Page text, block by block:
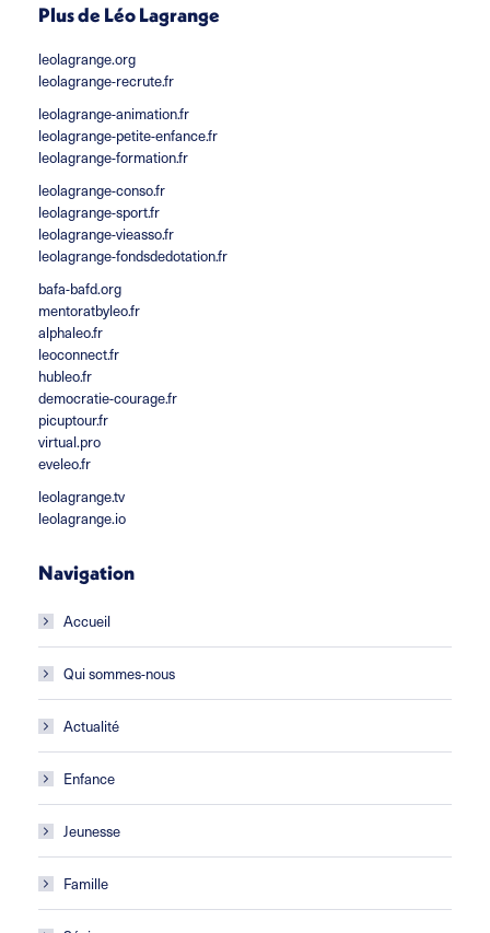
Plus de Léo Lagrange
leolagrange.org
leolagrange-recrute.fr
leolagrange-animation.fr
leolagrange-petite-enfance.fr
leolagrange-formation.fr
leolagrange-conso.fr
leolagrange-sport.fr
leolagrange-vieasso.fr
leolagrange-fondsdedotation.fr
bafa-bafd.org
mentoratbyleo.fr
alphaleo.fr
leoconnect.fr
hubleo.fr
democratie-courage.fr
picuptour.fr
virtual.pro
eveleo.fr
leolagrange.tv
leolagrange.io
Navigation
Accueil
Qui sommes-nous
Actualité
Enfance
Jeunesse
Famille